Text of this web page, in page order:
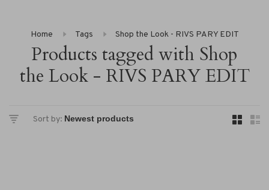
Home Tags Shop the Look - RIVS PARY EDIT
Products tagged with Shop
the Look - RIVS PARY EDIT
Sort by: